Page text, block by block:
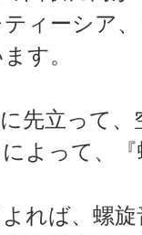
ィーシア
す。
先立って、
よって、
れば、螺旋